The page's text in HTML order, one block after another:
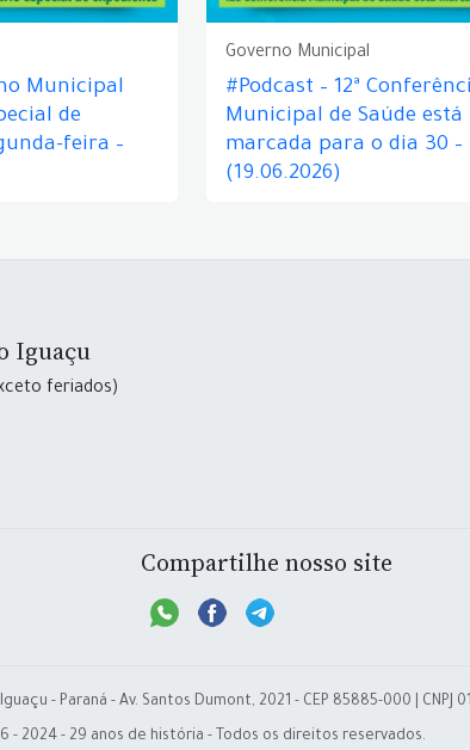
Municipal
de
feira –
Governo Municipal
#Podcast – 12ª
Municipal de Saúde está
marcada para o dia 30 –
(19.06.2026)
Iguaçu
feriados)
Compartilhe nosso site
- Paraná - Av. Santos Dumont, 2021 - CEP 85885-000 | CNPJ
- 2024 - 29 anos de história - Todos os direitos reservados.